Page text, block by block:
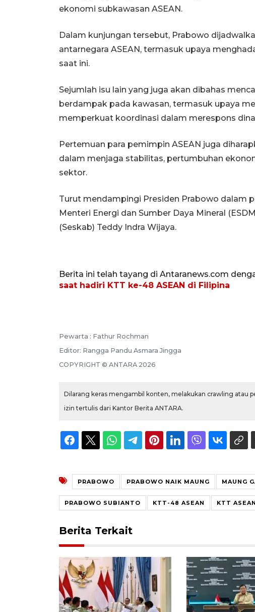
ekonomi subkawasan ASEAN.
Dalam kunjungan tersebut, Prabowo
antarnegara ASEAN, termasuk upaya
saat ini.
Sejumlah isu lain yang juga akan dibahas
berdampak pada kawasan, termasuk upaya
memperkuat koordinasi dalam merespons
Pertemuan para pemimpin ASEAN juga
dalam menjaga stabilitas, pertumbuhan
sektor.
Turut mendampingi Presiden Prabowo dalam
Menteri Energi dan Sumber Daya Mineral
(Seskab) Teddy Indra Wijaya.
Berita ini telah tayang di Antaranews.com
saat hadiri KTT ke-48 ASEAN di Filipina
Pewarta : Fathur Rochman
Editor: Rangga Pandu Asmara Jingga
COPYRIGHT © ANTARA 2026
Dilarang keras mengambil konten, melakukan crawling atau
izin tertulis dari Kantor Berita ANTARA.
PRABOWO PRABOWO NAIK MAUNG MAUNG
PRABOWO SUBIANTO KTT-48 ASEAN KTT
Berita Terkait